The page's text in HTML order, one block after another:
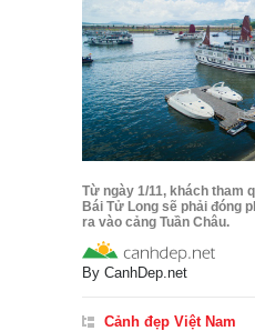
Từ ngày 1/11, khách tham
Bái Tử Long sẽ phải đóng
ra vào cảng Tuần Châu.
By CanhDep.net
Cảnh đẹp Việt Nam